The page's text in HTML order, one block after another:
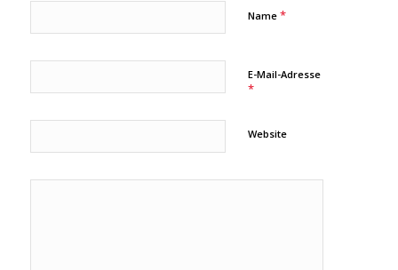
Name *
E-Mail-Adresse
*
Website